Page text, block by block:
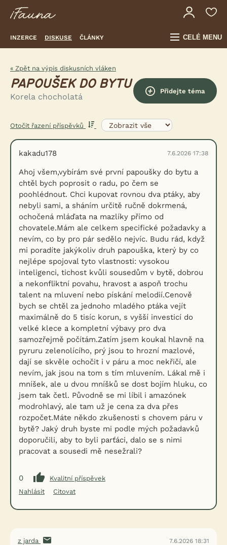
INZERCE DISKUSE ČLÁNKY CELÉ MENU
« Zpět na výpis diskusních vláken
PAPOUŠEK DO BYTU
Korela chocholatá
Přidejte téma
Otočit řazení příspěvků
kakadu178 7.6.2026 17:38
Ahoj všem,vybírám své první papoušky do bytu a
chtěl bych poprosit o radu, po čem se
poohlédnout. Chci kupovat rovnou dva ptáky, aby
nebyli sami, a sháním určitě ručně dokrmená,
ochočená mláďata na mazlíky přímo od
chovatele.Mám ale celkem specifické požadavky a
nevím, co by pro pár sedělo nejvíc. Budu rád, když
mi poradíte jakýkoliv druh papouška, který by co
nejlépe spojoval tyto vlastnosti: vysokou
inteligenci, tichost kvůli sousedům v bytě, dobrou
a nekonfliktní povahu, hravost a aspoň trochu
talent na mluvení nebo pískání melodií.Cenově
bych se chtěl za jednoho mladého ptáka vejít
maximálně do 5 tisíc korun, s vyšší investicí do
velké klece a kompletní výbavy pro dva
samozřejmě počítám.Zatím jsem koukal hlavně na
pyruru zelenolícího, prý jsou to hrozní mazlové,
dají se skvěle ochočit i v páru a moc nekřičí, ale
nevím, jak jsou na tom s tím mluvením. Lákal mě i
mníšek, ale u dvou mníšků se dost bojím hluku, co
jsem tak četl. Původně se mi líbil i amazónek
modrohlavý, ale tam už je cena za dva přes
rozpočet.Máte někdo zkušenosti s chovem páru v
bytě? Jaký druh byste mi podle mých požadavků
doporučili, aby to byli parťáci, dalo se s nimi
pracovat a sousedi mě nesežrali?
0
Kvalitní příspěvek
Nahlásit
Citovat
z jarda 7.6.2026 18:31